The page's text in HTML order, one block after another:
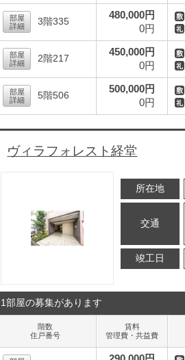
部屋
詳細
3階335
480,000円
0円
部屋
詳細
2階217
450,000円
0円
部屋
詳細
5階506
500,000円
0円
ヴィラフォレスト経堂
所在地
交通
竣工日
1部屋の募集があります
階数
住戸番号
賃料
管理費・共益費